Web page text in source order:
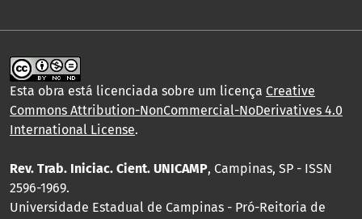
Esta obra está licenciada sobre um licença Creative
Commons Attribution-NonCommercial-NoDerivatives 4.0
International License.
Rev. Trab. Iniciac. Cient. UNICAMP, Campinas, SP - ISSN
2596-1969.
Universidade Estadual de Campinas - Pró-Reitoria de